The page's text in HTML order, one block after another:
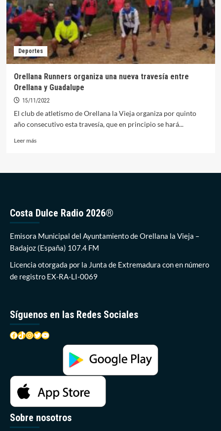
de
participantes
a
su
carrera
anual
hasta
Deportes
Orellana Runners organiza una nueva travesía entre
Orellana y Guadalupe
15/11/2022
El club de atletismo de Orellana la Vieja organiza por quinto
año consecutivo esta travesía, que en principio se hará...
Leer másLeer
travesía
entre
Orellana
Guadalupe
Costa Dulce Radio 2026®
Emisora Municipal del Ayuntamiento de Orellana la Vieja –
Badajoz (España) 107.4 FM
Licencia otorgada por la Junta de Extremadura con en número
de registro EX-RA-LI-0069
Síguenos en las Redes Sociales
Facebook
TikTok
Instagram
Twitter
YouTube
Sobre nosotros